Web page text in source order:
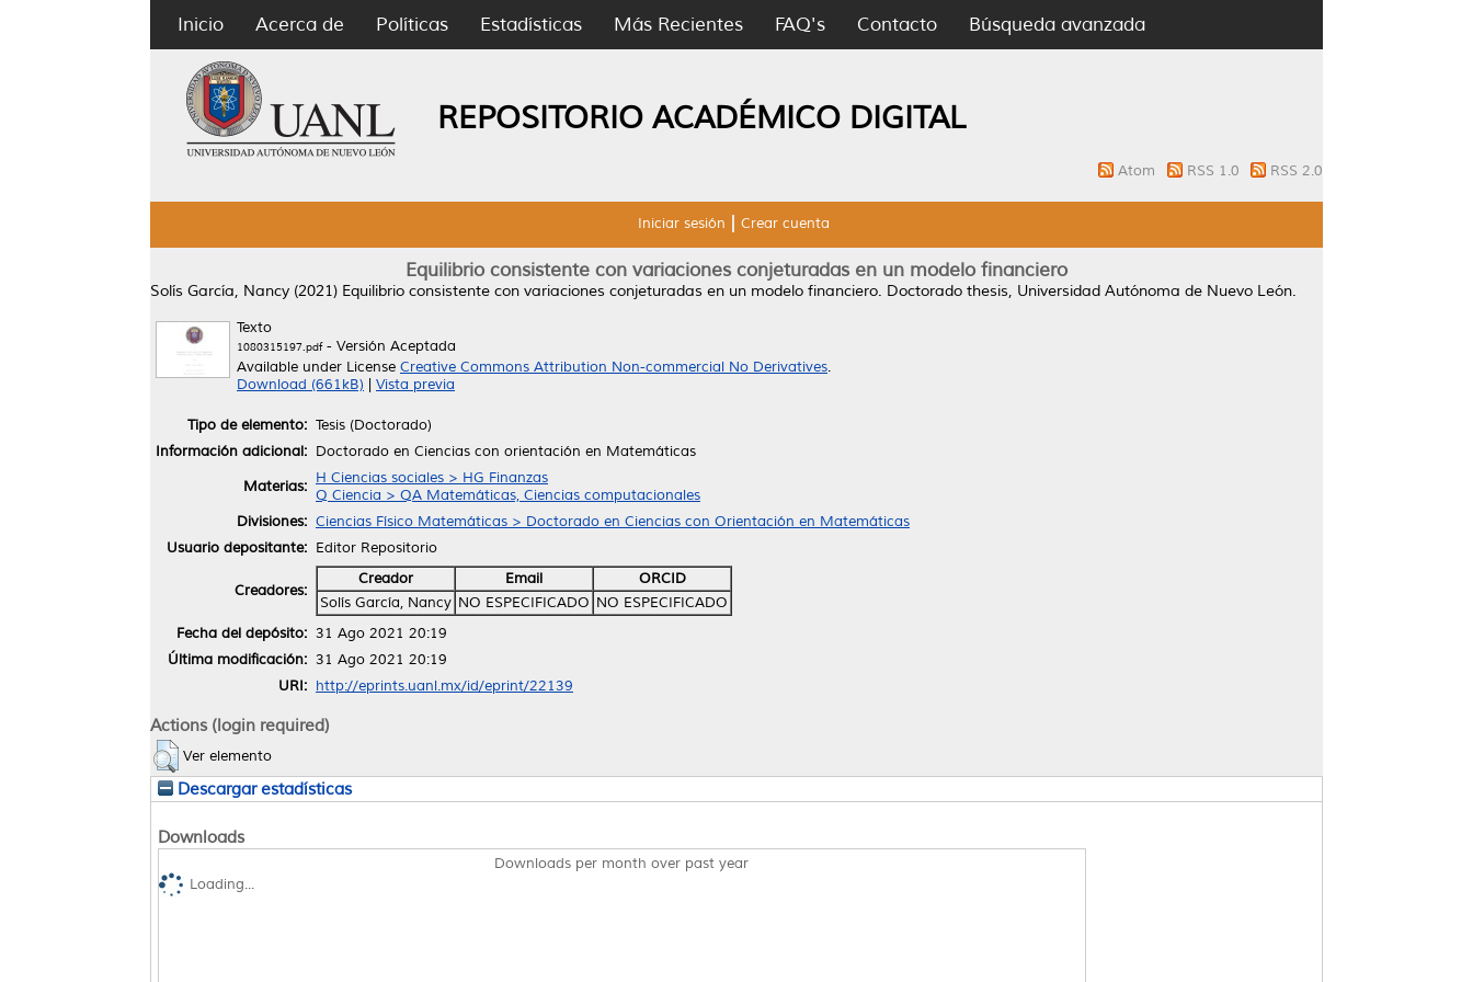
Inicio Acerca de Políticas Estadísticas Más Recientes FAQ's Contacto Búsqueda avanzada
REPOSITORIO ACADÉMICO DIGITAL
Atom RSS 1.0 RSS 2.0
Iniciar sesión Crear cuenta
Equilibrio consistente con variaciones conjeturadas en un modelo financiero
Solís García, Nancy (2021) Equilibrio consistente con variaciones conjeturadas en un modelo financiero. Doctorado thesis, Universidad Autónoma de Nuevo León.
Texto
1080315197.pdf- Versión Aceptada
Available under License Creative Commons Attribution Non-commercial No Derivatives.
Download (661kB)
Vista previa
Tipo de elemento: Tesis (Doctorado)
Información adicional: Doctorado en Ciencias con orientación en Matemáticas
Materias: H Ciencias sociales > HG Finanzas
Q Ciencia > QA Matemáticas, Ciencias computacionales
Divisiones: Ciencias Físico Matemáticas > Doctorado en Ciencias con Orientación en Matemáticas
Usuario depositante: Editor Repositorio
Creadores:
Creador Email
ORCID
Solís García, Nancy NO ESPECIFICADO NO ESPECIFICADO
Fecha del depósito: 31 Ago 2021 20:19
Última modificación: 31 Ago 2021 20:19
URI: http://eprints.uanl.mx/id/eprint/22139
Actions (login required)
Ver elemento
Descargar estadísticas
Downloads
Downloads per month over past year
Loading...